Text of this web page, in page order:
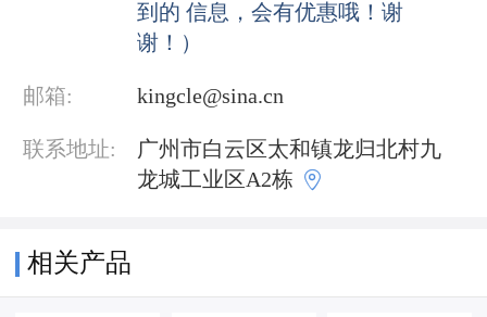
到的 信息，会有优惠哦！谢
谢！）
邮箱: kingcle@sina.cn
联系地址:
广州市白云区太和镇龙归北村九
龙城工业区A2栋 
相关产品